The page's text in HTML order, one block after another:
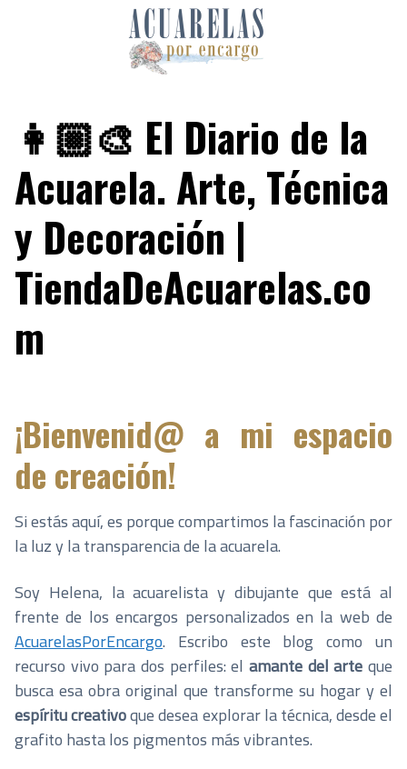
👩🏼‍🎨 El Diario de la
Acuarela. Arte, Técnica
y Decoración |
TiendaDeAcuarelas.co
m
¡Bienvenid@ a mi espacio
de creación!
Si estás aquí, es porque compartimos la fascinación por
la luz y la transparencia de la acuarela.
Soy Helena, la acuarelista y dibujante que está al
frente de los encargos personalizados en la web de
AcuarelasPorEncargo. Escribo este blog como un
recurso vivo para dos perfiles: el amante del arteque
busca esa obra original que transforme su hogar y el
espíritu creativoque desea explorar la técnica, desde el
grafito hasta los pigmentos más vibrantes.